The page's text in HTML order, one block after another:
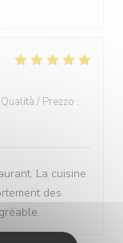
Qualità / Prezzo :
La cuisine
des